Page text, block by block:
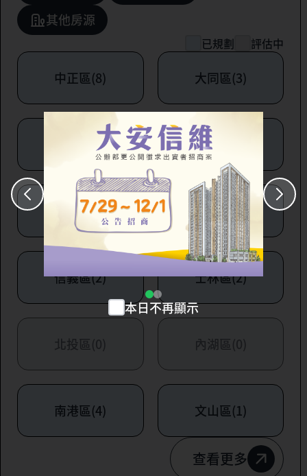
其他房源
已規劃 評估中
中正區(8) 大同區(3)
中山區(6) 松山區(1)
大安區(7) 萬華區(1)
信義區(2) 士林區(2)
北投區(0) 內湖區(0)
南港區(4) 文山區(1)
查看更多
本日不再顯示